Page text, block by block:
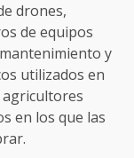
drones,
de equipos
y
utilizados en
en los que las